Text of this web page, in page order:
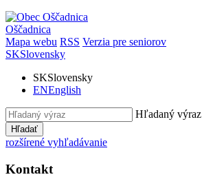
Oščadnica
Mapa webu RSS Verzia pre seniorov
SKSlovensky
SKSlovensky
ENEnglish
Hľadaný výraz
Hľadať
rozšírené vyhľadávanie
Kontakt